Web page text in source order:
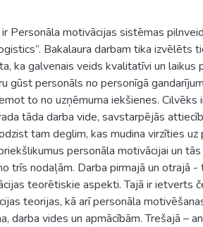
Personāla motivācijas sistēmas
Bakalaura darbam tika izvēlēts
ka galvenais veids kvalitatīvi un laikus
gūst personāls no personīgā
to no uzņēmuma iekšienes. Cilvēks
tāda darba vide, savstarpējās
tam deglim, kas mudina virzīties uz
personāla motivācijai un
trīs nodaļām. Darba pirmajā un otrajā
teorētiskie aspekti. Tajā ir ietverts
teorijas, kā arī personāla
darba vides un apmācībām. Trešajā –